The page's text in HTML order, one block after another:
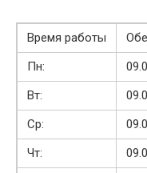
Время работы
Пн:
Вт:
Ср:
Чт: